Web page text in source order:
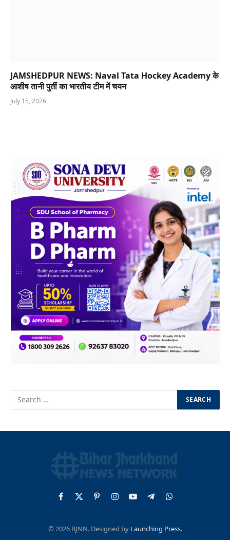
JAMSHEDPUR NEWS: Naval Tata Hockey Academy के
आशीष तानी पुर्ती का भारतीय टीम में चयन
July 15, 2026
Facebook
X
(Twitter)
PinterestInstagram
YouTubeTelegramWhatsApp
© 2026 BJNN. Designed by Launching Press.